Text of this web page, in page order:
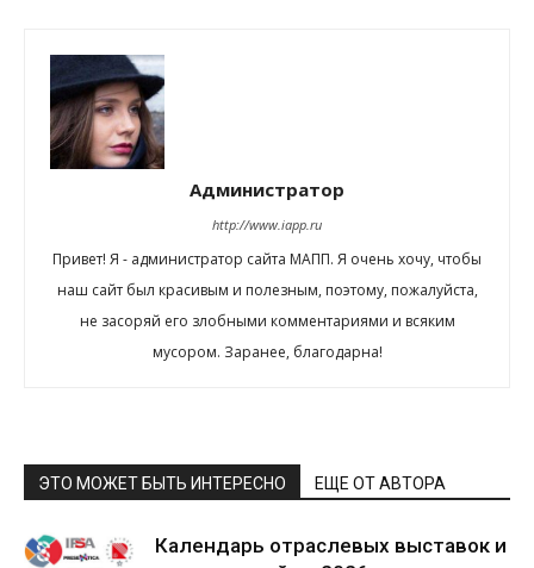
Администратор
http://www.iapp.ru
Привет! Я - администратор сайта МАПП. Я очень хочу, чтобы
наш сайт был красивым и полезным, поэтому, пожалуйста,
не засоряй его злобными комментариями и всяким
мусором. Заранее, благодарна!
ЭТО МОЖЕТ БЫТЬ ИНТЕРЕСНО ЕЩЕ ОТ АВТОРА
Календарь отраслевых выставок и